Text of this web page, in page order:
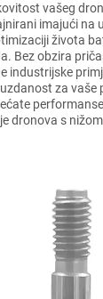
vašeg
imajući na
života
Bez obzira
industrijske
za vaše
dronova s